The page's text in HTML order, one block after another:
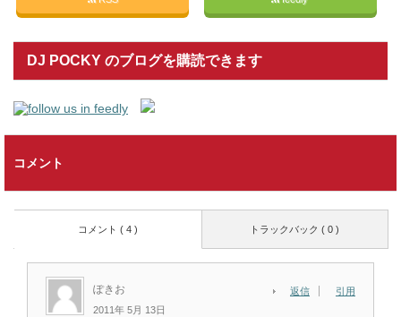
DJ POCKY のブログを購読できます
コメント
トラックバック ( 0 )
コメント ( 4 )
ぽきお
2011年 5月 13日
返信 引用